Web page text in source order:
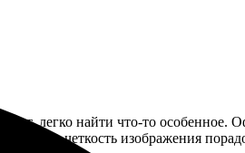
легко найти что-то особенное.
и четкость изображения